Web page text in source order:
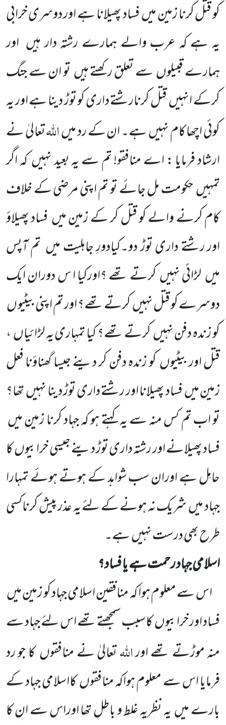
کو قتل کرنا زمین میںفساد پھیلانا ہے اور دوسری خرابی
یہ ہے کہ عرب والے ہمارے رشتہ دارہیں اور
ہمارے قبیلوںسے تعلق رکھتے ہیںتو ان سے جنگ
کرکے انہیںقتل کرنارشتے داری کو توڑ دینا ہے اور یہ
کوئیاچھا کام نہیںہے۔ ان کے رد میںاللہتعالیٰ نے
ارشاد فرمایا : اے منافقو! تم سے یہ بعید نہیںکہ اگر
تمہیںحکومت مل جائے تو تم اپنی مرضی کے خلاف
کام کرنے والے کو قتل کر کے زمین میںفساد پھیلاؤ
اور رشتے داری توڑ دو۔کیادورِ جاہلیت میں تم آپس
میںلڑائی نہیںکرتے تھے ؟اورکیا ا س دوران ایک
دوسرے کو قتل نہیںکرتے تھے؟ اور تم اپنی بیٹیو ں
کو زندہ دفن نہیںکرتے تھے؟ کیا تمہاری یہ لڑائیاں،
قتل اور بیٹیوںکو زندہ دفن کر دینے جیسا گھناؤنا فعل
زمین میںفساد پھیلانا اور رشتے داری توڑ دینا نہیںتھا؟
تو اب تم کس منہ سے یہ کہتے ہو کہ جہاد کرنا زمین میں
فساد پھیلانے اور رشتہ داری توڑ دینے جیسی خرابیوںکا
حامِل ہے اوران سب شواہد کے ہوتے ہوئے تمہارا
جہاد میںشریک نہ ہونے کے لئے یہ عذر پیش کرناکسی
طرح بھی درست نہیںہے۔
اسلامی جہاد رحمت ہے یا فساد؟
اس سے معلوم ہوا کہ منافقین اسلامی جہاد کو زمین میں
فساد اور خرابیوںکاسبب سمجھتے تھے اس لئے جہاد سے
منہ موڑتے تھے اوراللہتعالیٰ نے منافقوںکا جو رد
فرمایا اس سے معلوم ہواکہ منافقوںکااسلامی جہاد کے
بارے میںیہ نظریہ غلط و باطل تھا اوراس سے ان کا